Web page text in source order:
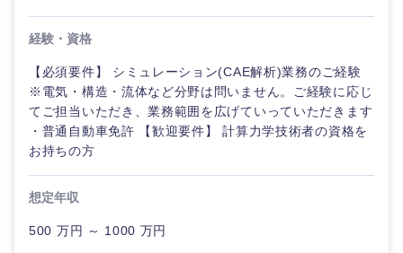
経験・資格
【必須要件】 シミュレーション(CAE解析)業務のご経験
※電気・構造・流体など分野は問いません。ご経験に応じ
てご担当いただき、業務範囲を広げていっていただきます
・普通自動車免許 【歓迎要件】 計算力学技術者の資格を
お持ちの方
想定年収
500 万円 ～ 1000 万円